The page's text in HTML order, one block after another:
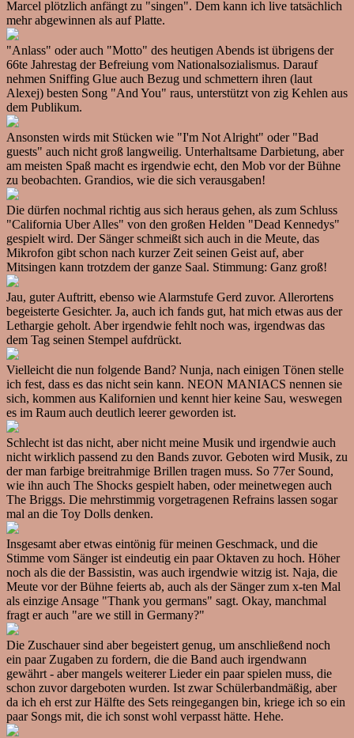
Marcel plötzlich anfängt zu "singen". Dem kann ich live tatsächlich
mehr abgewinnen als auf Platte.
"Anlass" oder auch "Motto" des heutigen Abends ist übrigens der
66te Jahrestag der Befreiung vom Nationalsozialismus. Darauf
nehmen Sniffing Glue auch Bezug und schmettern ihren (laut
Alexej) besten Song "And You" raus, unterstützt von zig Kehlen aus
dem Publikum.
Ansonsten wirds mit Stücken wie "I'm Not Alright" oder "Bad
guests" auch nicht groß langweilig. Unterhaltsame Darbietung, aber
am meisten Spaß macht es irgendwie echt, den Mob vor der Bühne
zu beobachten. Grandios, wie die sich verausgaben!
Die dürfen nochmal richtig aus sich heraus gehen, als zum Schluss
"California Uber Alles" von den großen Helden "Dead Kennedys"
gespielt wird. Der Sänger schmeißt sich auch in die Meute, das
Mikrofon gibt schon nach kurzer Zeit seinen Geist auf, aber
Mitsingen kann trotzdem der ganze Saal. Stimmung: Ganz groß!
Jau, guter Auftritt, ebenso wie Alarmstufe Gerd zuvor. Allerortens
begeisterte Gesichter. Ja, auch ich fands gut, hat mich etwas aus der
Lethargie geholt. Aber irgendwie fehlt noch was, irgendwas das
dem Tag seinen Stempel aufdrückt.
Vielleicht die nun folgende Band? Nunja, nach einigen Tönen stelle
ich fest, dass es das nicht sein kann. NEON MANIACS nennen sie
sich, kommen aus Kalifornien und kennt hier keine Sau, weswegen
es im Raum auch deutlich leerer geworden ist.
Schlecht ist das nicht, aber nicht meine Musik und irgendwie auch
nicht wirklich passend zu den Bands zuvor. Geboten wird Musik, zu
der man farbige breitrahmige Brillen tragen muss. So 77er Sound,
wie ihn auch The Shocks gespielt haben, oder meinetwegen auch
The Briggs. Die mehrstimmig vorgetragenen Refrains lassen sogar
mal an die Toy Dolls denken.
Insgesamt aber etwas eintönig für meinen Geschmack, und die
Stimme vom Sänger ist eindeutig ein paar Oktaven zu hoch. Höher
noch als die der Bassistin, was auch irgendwie witzig ist. Naja, die
Meute vor der Bühne feierts ab, auch als der Sänger zum x-ten Mal
als einzige Ansage "Thank you germans" sagt. Okay, manchmal
fragt er auch "are we still in Germany?"
Die Zuschauer sind aber begeistert genug, um anschließend noch
ein paar Zugaben zu fordern, die die Band auch irgendwann
gewährt - aber mangels weiterer Lieder ein paar spielen muss, die
schon zuvor dargeboten wurden. Ist zwar Schülerbandmäßig, aber
da ich eh erst zur Hälfte des Sets reingegangen bin, kriege ich so ein
paar Songs mit, die ich sonst wohl verpasst hätte. Hehe.